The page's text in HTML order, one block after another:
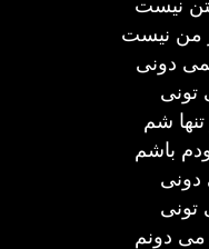
نیست
من نیست
دونی
تونی
شم
باشم
دونی
تونی
می دونم